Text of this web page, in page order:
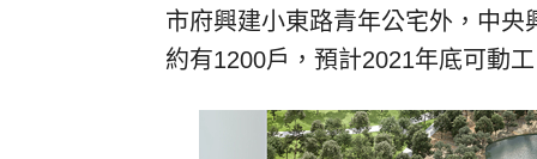
市府興建小東路青年公宅外，中
約有1200戶，預計2021年底可動